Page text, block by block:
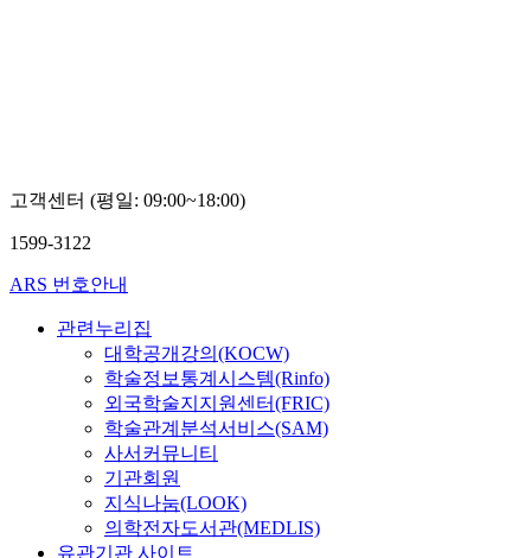
고객센터 (평일: 09:00~18:00)
1599-3122
ARS 번호안내
관련누리집
대학공개강의(KOCW)
학술정보통계시스템(Rinfo)
외국학술지지원센터(FRIC)
학술관계분석서비스(SAM)
사서커뮤니티
기관회원
지식나눔(LOOK)
의학전자도서관(MEDLIS)
유관기관 사이트